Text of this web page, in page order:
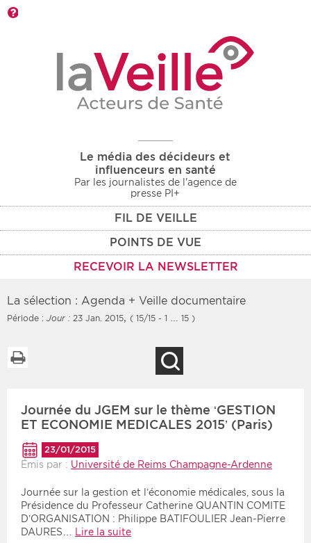
Le média des décideurs et
influenceurs en santé
Par les journalistes de l'agence de
presse PI+
FIL DE VEILLE
POINTS DE VUE
RECEVOIR LA NEWSLETTER
Rendez-vous des 7
prochains jours
Communiqués des 10
derniers jours
Type d'information
Rendez-vous
Communiqués
Secteur
La sélection : Agenda + Veille documentaire
Période : Jour : 23 Jan. 2015, ( 15/15 - 1 … 15 )
Journée du JGEM sur le thème ‘GESTION
ET ECONOMIE MEDICALES 2015’ (Paris)
23/01/2015
Émis par : Université de Reims Champagne-Ardenne
Journée sur la gestion et l’économie médicales, sous la
Présidence du Professeur Catherine QUANTIN COMITE
D’ORGANISATION : Philippe BATIFOULIER Jean-Pierre
DAURES…
Lire la suite